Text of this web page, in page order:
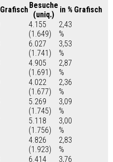
GrafischBesuche
(uniq.)
in % Grafisch
4.155
(1.649)
2,43
%
6.027
(1.741)
3,53
%
4.905
(1.691)
2,87
%
4.022
(1.677)
2,36
%
5.269
(1.745)
3,09
%
5.118
(1.756)
3,00
%
4.826
(1.923)
2,83
%
6.414
3,76